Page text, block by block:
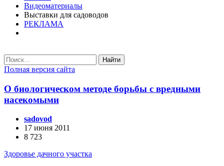
Видеоматериалы
Выставки для садоводов
РЕКЛАМА
Найти
Полная версия сайта
О биологическом методе борьбы с вредными
насекомыми
sadovod
17 июня 2011
8 723
Здоровье дачного участка